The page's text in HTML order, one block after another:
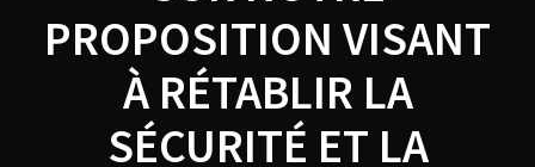
PROPOSITION VISANT
À RÉTABLIR LA
SÉCURITÉ ET LA